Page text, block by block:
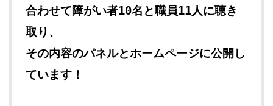
合わせて障がい者10名と職員11人に聴き
取り、
その内容のパネルとホームページに公開し
ています！